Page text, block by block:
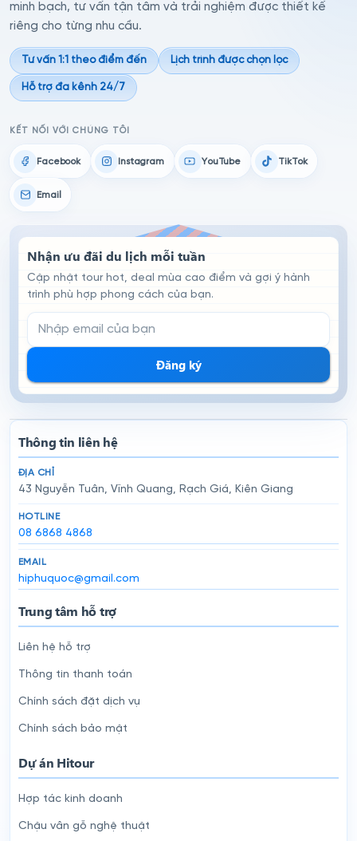
minh bạch, tư vấn tận tâm và trải nghiệm được thiết kế
riêng cho từng nhu cầu.
Tư vấn 1:1 theo điểm đến Lịch trình được chọn lọc
Hỗ trợ đa kênh 24/7
KẾT NỐI VỚI CHÚNG TÔI
Facebook Instagram YouTube TikTok
Email
Nhận ưu đãi du lịch mỗi tuần
Cập nhật tour hot, deal mùa cao điểm và gợi ý hành
trình phù hợp phong cách của bạn.
Email đăng ký nhận tin
Đăng ký
Thông tin liên hệ
ĐỊA CHỈ
43 Nguyễn Tuân, Vĩnh Quang, Rạch Giá, Kiên Giang
HOTLINE
08 6868 4868
EMAIL
hiphuquoc@gmail.com
Trung tâm hỗ trợ
Liên hệ hỗ trợ
Thông tin thanh toán
Chính sách đặt dịch vụ
Chính sách bảo mật
Dự án Hitour
Hợp tác kinh doanh
Chậu vân gỗ nghệ thuật